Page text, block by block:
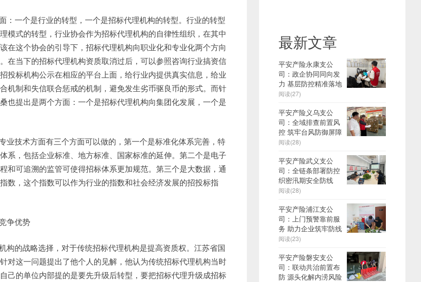
：一个是行业的转型，一个是招标代理机构的转型。行业的转型
模式的转型，行业协会作为招标代理机构的自律性组织，在其中
在这个协会的引导下，招标代理机构向职业化和专业化两个方向
在当下的招标代理机构资质取消过后，可以参照咨询行业搞资信
投标机构公示在相应的平台上面，给行业内提供真实信息，给业
机制和失信联合惩戒的机制，避免发生劣币驱良币的形式。而针
也提出是两个方面：一个是招标代理机构向集团化发展，一个是
业技术方面有三个方面可以做的，第一个是标准化体系完善，特
系，包括企业标准、地方标准、国家标准的延伸。第二个是电子
和可追溯的监管可使得招标体系更加规范。第三个是大数据，通
数，这个指数可以作为行业的指数和社会经济发展的招投标指
争优势
构的战略选择，对于传统招标代理机构是提高资质权。江苏省国
对这一问题提出了他个人的见解，他认为传统招标代理机构当时
己的单位内部提的是要先升级后转型，要把招标代理升级成招标
最新文章
平安产险永康支公
司：政企协同同向发
力 基层防控精准落地
阅读(27)
平安产险义乌支公
司：全域排查前置风
控 筑牢台风防御屏障
阅读(28)
平安产险武义支公
司：全链条部署防控
织密汛期安全防线
阅读(28)
平安产险浦江支公
司：上门预警靠前服
务 助力企业筑牢防线
阅读(23)
平安产险磐安支公
司：联动共治前置布
防 源头化解内涝风险